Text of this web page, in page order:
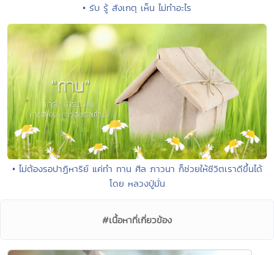
• รับ รู้ สังเกตุ เห็น ไม่ทำอะไร
• ไม่ต้องรอปาฏิหาริย์ แค่ทำ ทาน ศีล ภาวนา ก็ช่วยให้ชีวิตเราดีขึ้นได้
โดย หลวงปู่มั่น
#เนื้อหาที่เกี่ยวข้อง